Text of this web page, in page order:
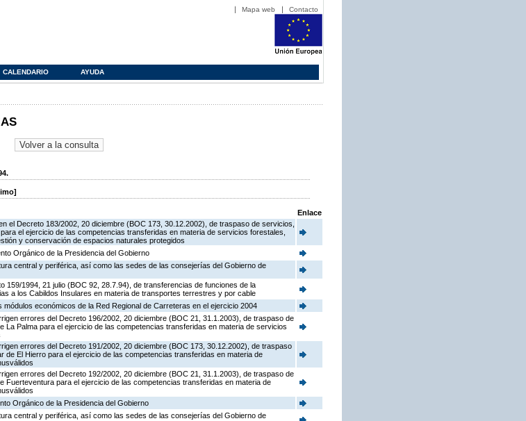
Mapa web Contacto
CALENDARIO AYUDA
Enlace
el Decreto 183/2002, 20 diciembre (BOC 173, 30.12.2002), de traspaso de servicios,
el ejercicio de las competencias transferidas en materia de servicios forestales,
y conservación de espacios naturales protegidos
Orgánico de la Presidencia del Gobierno
central y periférica, así como las sedes de las consejerías del Gobierno de
159/1994, 21 julio (BOC 92, 28.7.94), de transferencias de funciones de la
a los Cabildos Insulares en materia de transportes terrestres y por cable
económicos de la Red Regional de Carreteras en el ejercicio 2004
errores del Decreto 196/2002, 20 diciembre (BOC 21, 31.1.2003), de traspaso de
Palma para el ejercicio de las competencias transferidas en materia de servicios
errores del Decreto 191/2002, 20 diciembre (BOC 173, 30.12.2002), de traspaso
El Hierro para el ejercicio de las competencias transferidas en materia de
errores del Decreto 192/2002, 20 diciembre (BOC 21, 31.1.2003), de traspaso de
para el ejercicio de las competencias transferidas en materia de
Orgánico de la Presidencia del Gobierno
central y periférica, así como las sedes de las consejerías del Gobierno de